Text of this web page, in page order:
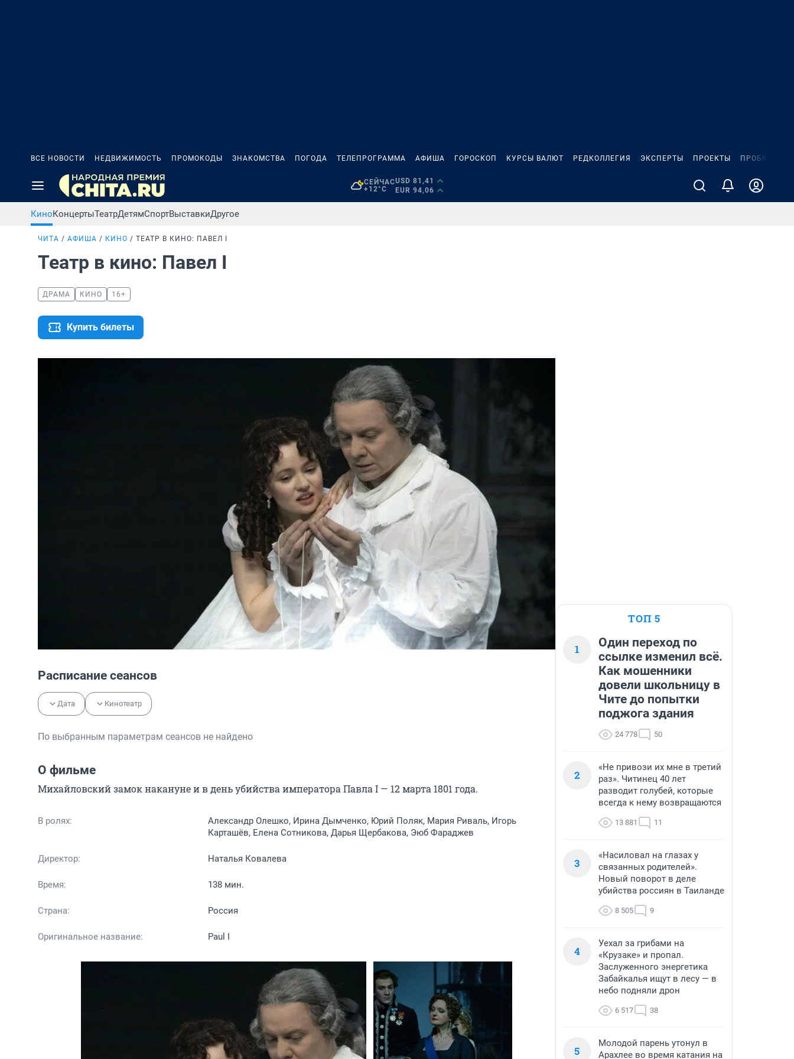
ВСЕ НОВОСТИ НЕДВИЖИМОСТЬ ПРОМОКОДЫ ЗНАКОМСТВА ПОГОДА ТЕЛЕПРОГРАММА АФИША ГОРОСКОП КУРСЫ ВАЛЮТ РЕДКОЛЛЕГИЯ ЭКСПЕРТЫ ПРОЕКТЫ ПРОБКИ
СЕЙЧАС
+12°C
USD 81,41
EUR 94,06
КиноКонцертыТеатрДетямСпортВыставкиДругое
ЧИТА АФИША КИНО ТЕАТР В КИНО: ПАВЕЛ I
Театр в кино: Павел I
ДРАМА КИНО 16+
Купить билеты
Расписание сеансов
Дата Кинотеатр
По выбранным параметрам сеансов не найдено
О фильме
Михайловский замок накануне и в день убийства императора Павла I — 12 марта 1801 года.
В ролях:
Александр Олешко, Ирина Дымченко, Юрий Поляк, Мария Риваль, Игорь
Карташёв, Елена Сотникова, Дарья Щербакова, Эюб Фараджев
Директор: Наталья Ковалева
Время: 138 мин.
Страна: Россия
Оригинальное название: Paul I
ТОП 5
1
Один переход по
ссылке изменил всё.
Как мошенники
довели школьницу в
Чите до попытки
поджога здания
24 778 50
2
«Не привози их мне в третий
раз». Читинец 40 лет
разводит голубей, которые
всегда к нему возвращаются
13 881 11
3
«Насиловал на глазах у
связанных родителей».
Новый поворот в деле
убийства россиян в Таиланде
8 505 9
4
Уехал за грибами на
«Крузаке» и пропал.
Заслуженного энергетика
Забайкалья ищут в лесу — в
небо подняли дрон
6 517 38
5
Молодой парень утонул в
Арахлее во время катания на